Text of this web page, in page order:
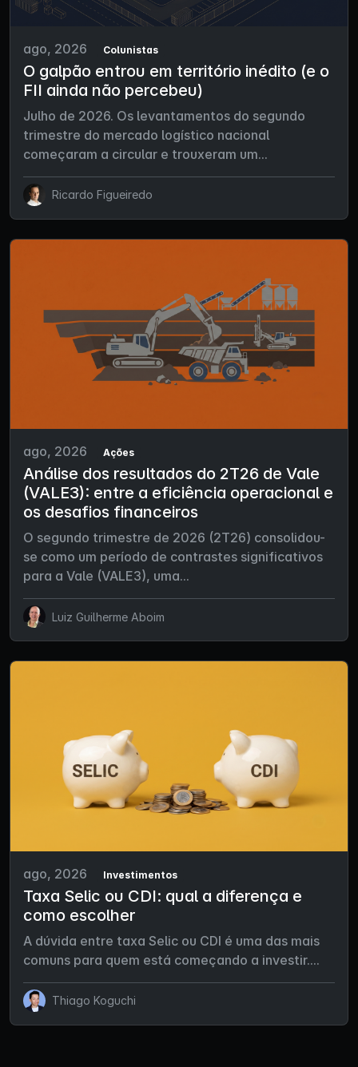
ago, 2026 Colunistas
O galpão entrou em território inédito (e o
FII ainda não percebeu)
Julho de 2026. Os levantamentos do segundo
trimestre do mercado logístico nacional
começaram a circular e trouxeram um...
Ricardo Figueiredo
ago, 2026 Ações
Análise dos resultados do 2T26 de Vale
(VALE3): entre a eficiência operacional e
os desafios financeiros
O segundo trimestre de 2026 (2T26) consolidou-
se como um período de contrastes significativos
para a Vale (VALE3), uma...
Luiz Guilherme Aboim
ago, 2026 Investimentos
Taxa Selic ou CDI: qual a diferença e
como escolher
A dúvida entre taxa Selic ou CDI é uma das mais
comuns para quem está começando a investir....
Thiago Koguchi